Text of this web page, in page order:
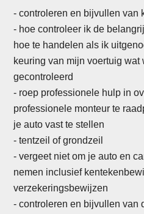
- controleren en bijvullen van
- hoe controleer ik de
hoe te handelen als ik
keuring van mijn voertuig wat
gecontroleerd
- roep professionele hulp in
professionele monteur te
je auto vast te stellen
-tentzeil of grondzeil
- vergeet niet om je auto en
nemen inclusief
verzekeringsbewijzen
- controleren en bijvullen van